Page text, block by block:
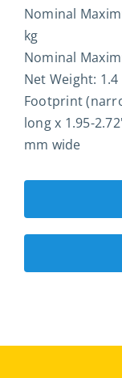
Nominal
kg
Nominal
Net Weight:
Footprint
long x 1.95-
mm wide